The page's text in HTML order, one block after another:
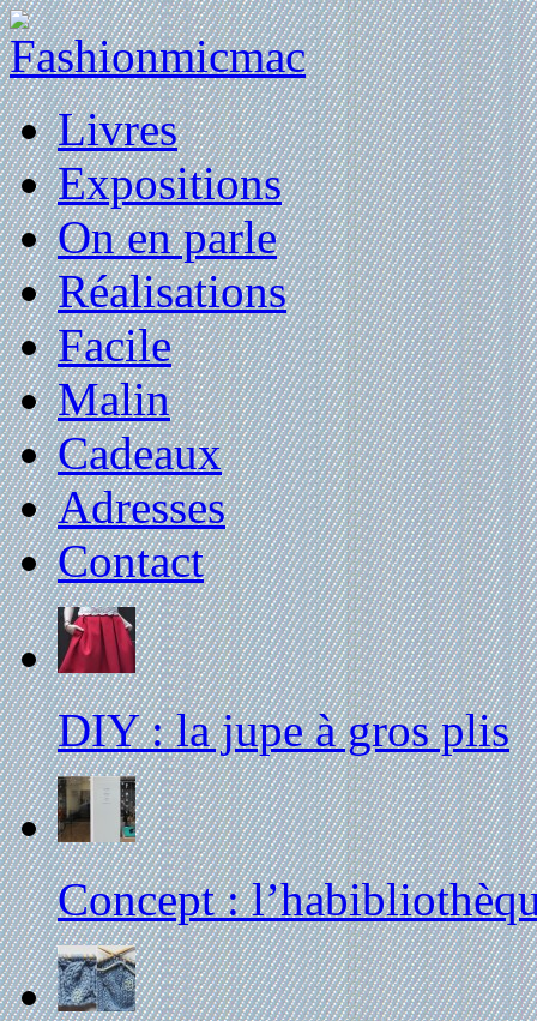
Livres
Expositions
On en parle
Réalisations
Facile
Malin
Cadeaux
Adresses
Contact
DIY : la jupe à gros plis
Concept :